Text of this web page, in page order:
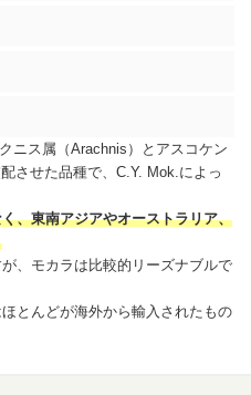
ニス属（Arachnis）とアスコケン
させた品種で、C.Y. Mok.によっ
、東南アジアやオーストラリア、
、モカラは比較的リーズナブルで
とんどが海外から輸入されたもの